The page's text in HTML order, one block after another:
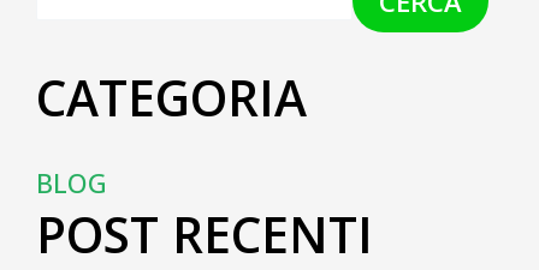
CATEGORIA
BLOG
POST RECENTI